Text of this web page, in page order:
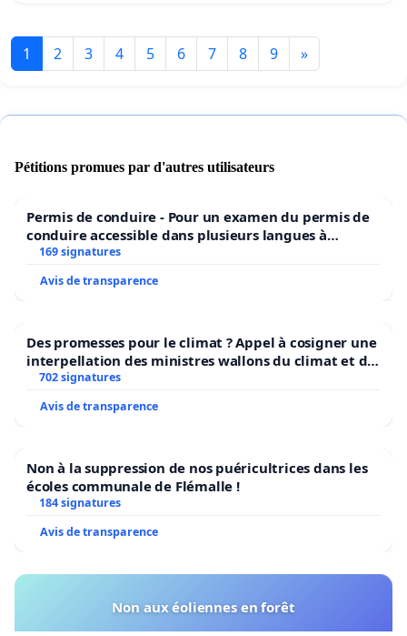
1 2 3 4 5 6 7 8 9 »
Pétitions promues par d'autres utilisateurs
Permis de conduire - Pour un examen du permis de
conduire accessible dans plusieurs langues à
Bruxelles
169 signatures
Avis de transparence
Des promesses pour le climat ? Appel à cosigner une
interpellation des ministres wallons du climat et de
l’environnement.
702 signatures
Avis de transparence
Non à la suppression de nos puéricultrices dans les
écoles communale de Flémalle !
184 signatures
Avis de transparence
Non aux éoliennes en forêt